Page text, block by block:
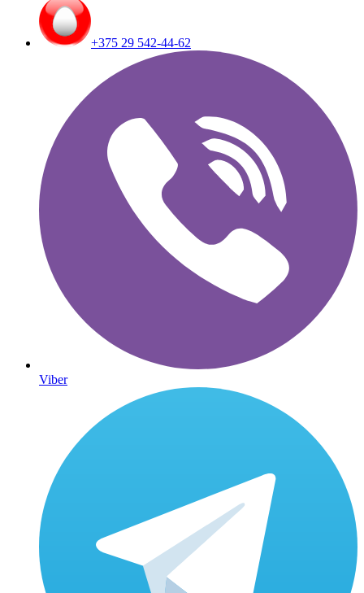
+375 29 542-44-62
Viber